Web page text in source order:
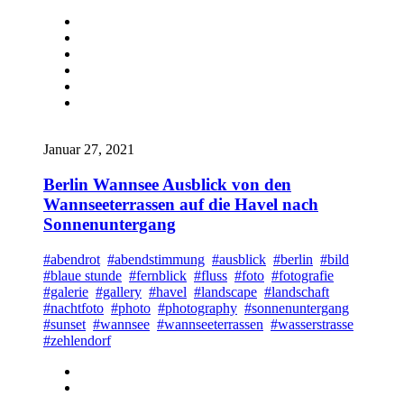
Januar 27, 2021
Berlin Wannsee Ausblick von den
Wannseeterrassen auf die Havel nach
Sonnenuntergang
#abendrot #abendstimmung #ausblick #berlin #bild
#blaue stunde #fernblick #fluss #foto #fotografie
#galerie #gallery #havel #landscape #landschaft
#nachtfoto #photo #photography #sonnenuntergang
#sunset #wannsee #wannseeterrassen #wasserstrasse
#zehlendorf